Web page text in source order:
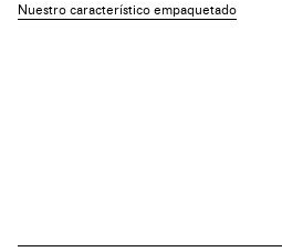
Nuestro característico empaquetado